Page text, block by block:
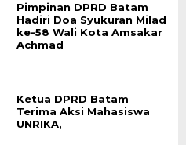
Pimpinan DPRD Batam
Hadiri Doa Syukuran Milad
ke-58 Wali Kota Amsakar
Achmad
Ketua DPRD Batam
Terima Aksi Mahasiswa
UNRIKA,